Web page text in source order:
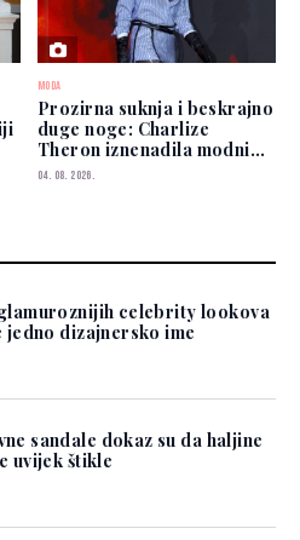
MODA
Prozirna suknja i beskrajno
duge noge: Charlize
Theron iznenadila modnim
izborom
04. 08. 2026.
celebrity lookova
jedno dizajnersko ime
sandale dokaz su da haljine
uvijek štikle